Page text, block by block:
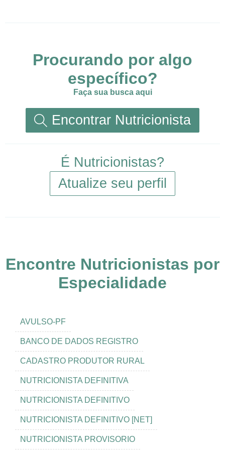
Procurando por algo
específico?
Faça sua busca aqui
Encontrar Nutricionista
É Nutricionistas?
Atualize seu perfil
Encontre Nutricionistas por
Especialidade
AVULSO-PF
BANCO DE DADOS REGISTRO
CADASTRO PRODUTOR RURAL
NUTRICIONISTA DEFINITIVA
NUTRICIONISTA DEFINITIVO
NUTRICIONISTA DEFINITIVO [NET]
NUTRICIONISTA PROVISORIO